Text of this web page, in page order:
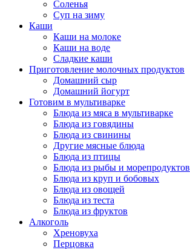
Соленья
Суп на зиму
Каши
Каши на молоке
Каши на воде
Сладкие каши
Приготовление молочных продуктов
Домашний сыр
Домашний йогурт
Готовим в мультиварке
Блюда из мяса в мультиварке
Блюда из говядины
Блюда из свинины
Другие мясные блюда
Блюда из птицы
Блюда из рыбы и морепродуктов
Блюда из круп и бобовых
Блюда из овощей
Блюда из теста
Блюда из фруктов
Алкоголь
Хреновуха
Перцовка